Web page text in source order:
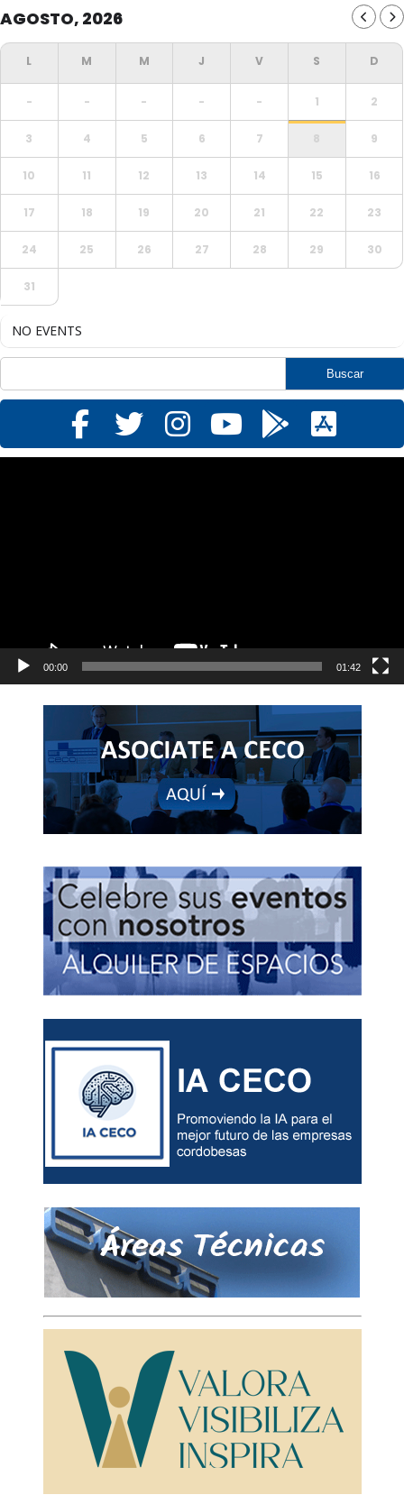
AGOSTO, 2026
- - - - - 1 2
3 4 5 6 7 8 9
10 11 12 13 14 15 16
17 18 19 20 21 22 23
24 25 26 27 28 29 30
31
NO EVENTS
00:00 01:42